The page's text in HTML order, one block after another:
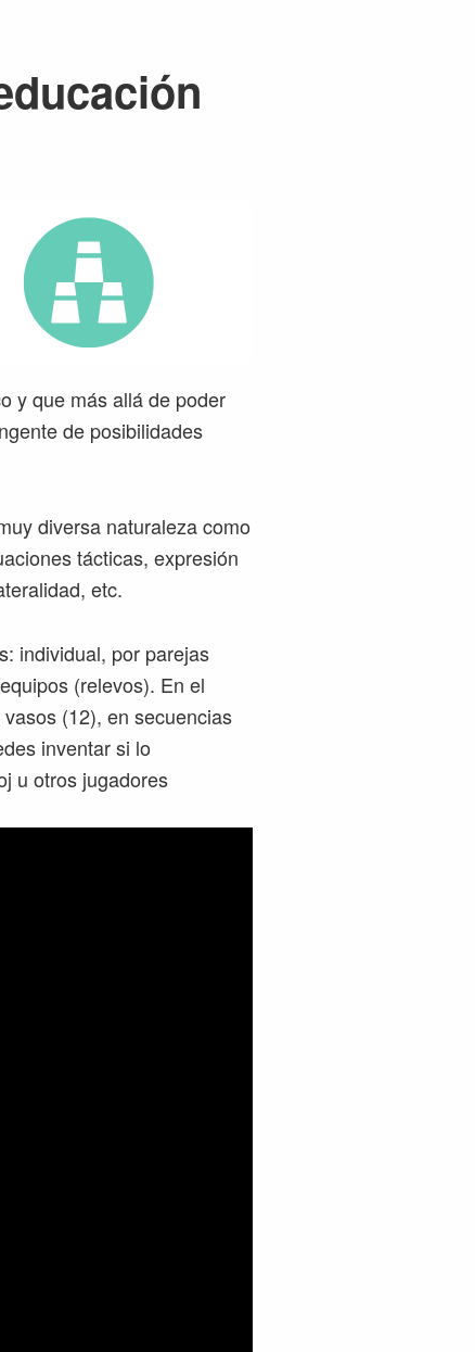
y que más allá de poder
de posibilidades
diversa naturaleza como
tácticas, expresión
etc.
individual, por parejas
(relevos). En el
(12), en secuencias
inventar si lo
u otros jugadores